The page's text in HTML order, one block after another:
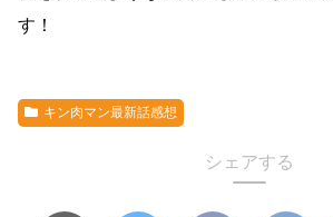
す！
キン肉マン最新話感想
シェアする